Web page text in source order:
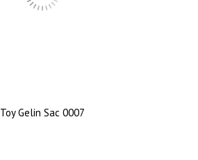
Toy Gelin Sac 0007